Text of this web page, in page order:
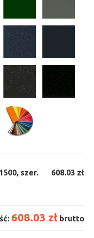
szer.
608.03 zł
608.03 zł brutto